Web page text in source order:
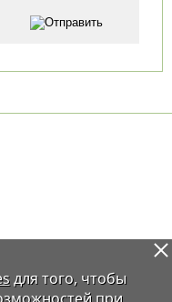
для того, чтобы